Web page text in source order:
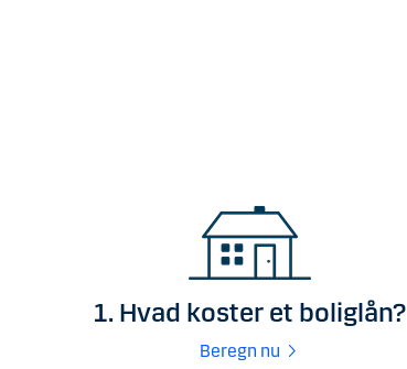
1. Hvad koster et boliglån?
Beregn nu